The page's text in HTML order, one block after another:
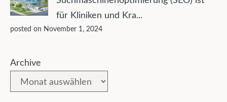
für Kliniken und Kra...
posted on November 1, 2024
Archive